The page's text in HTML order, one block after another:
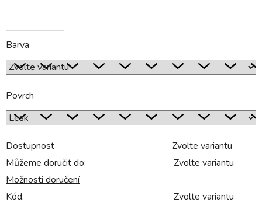
Barva
Povrch
Dostupnost
Zvolte variantu
Můžeme doručit do:
Zvolte variantu
Možnosti doručení
Kód:
Zvolte variantu